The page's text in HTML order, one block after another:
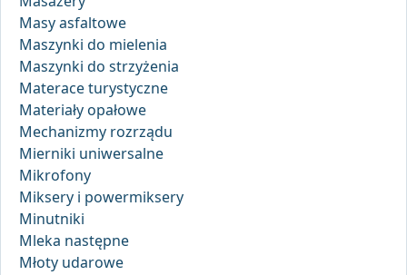
Masy asfaltowe
Maszynki do mielenia
Maszynki do strzyżenia
Materace turystyczne
Materiały opałowe
Mechanizmy rozrządu
Mierniki uniwersalne
Mikrofony
Miksery i powermiksery
Minutniki
Mleka następne
Młoty udarowe